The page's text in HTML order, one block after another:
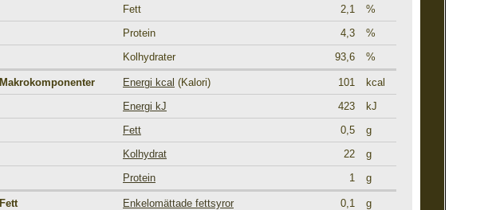
Fett 2,1
%
Protein
4,3
%
Kolhydrater
93,6 %
Makrokomponenter Energi kcal (Kalori) 101
kcal
Energi kJ
423
kJ
Fett
0,5
g
Kolhydrat
22
g
Protein
1 g
Fett Enkelomättade fettsyror 0,1
g